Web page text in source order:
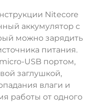
Nitecore
аккумулятор с
можно зарядить
питания.
USB портом,
заглушкой,
влаги и
работы от одного